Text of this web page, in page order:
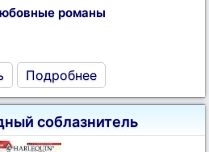
романы
Подробнее
соблазнитель